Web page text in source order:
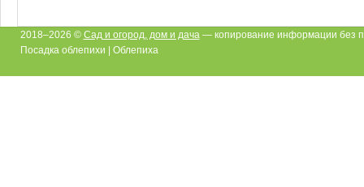
2018–2026 © Сад и огород, дом и дача — копирование информации без
Посадка облепихи | Облепиха